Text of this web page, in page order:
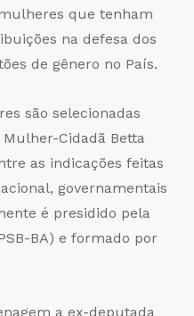
que tenham
na defesa dos
de gênero no País.
são selecionadas
Cidadã Betta
as indicações feitas
governamentais
é presidido pela
BA) e formado por
a ex-deputada